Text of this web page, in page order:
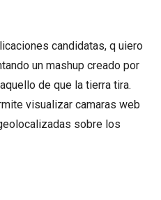
candidatas, q uiero
un mashup creado por
de que la tierra tira.
visualizar camaras web
sobre los